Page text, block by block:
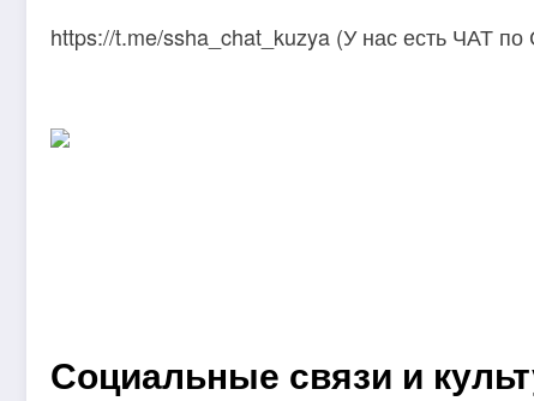
https://t.me/ssha_chat_kuzya (У нас есть ЧАТ
Социальные связи и